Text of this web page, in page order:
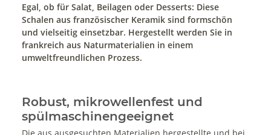
Egal, ob für Salat, Beilagen oder Desserts: Diese
Schalen aus französischer Keramik sind formschön
und vielseitig einsetzbar. Hergestellt werden Sie in
frankreich aus Naturmaterialien in einem
umweltfreundlichen Prozess.
Robust, mikrowellenfest und
spülmaschinengeeignet